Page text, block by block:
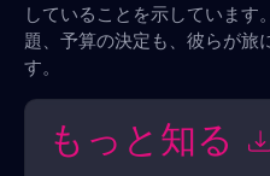
していることを示しています
題、予算の決定も、彼らが旅
す。
もっと知る